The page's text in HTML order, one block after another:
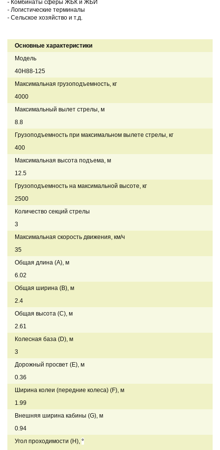
- Комбинаты сферы ЖБК и ЖБИ
- Логистические терминалы
- Сельское хозяйство и т.д.
Основные характеристики
Модель
40H88-125
Максимальная грузоподъемность, кг
4000
Максимальный вылет стрелы, м
8.8
Грузоподъемность при максимальном вылете стрелы, кг
400
Максимальная высота подъема, м
12.5
Грузоподъемность на максимальной высоте, кг
2500
Количество секций стрелы
3
Максимальная скорость движения, км/ч
35
Общая длина (А), м
6.02
Общая ширина (В), м
2.4
Общая высота (С), м
2.61
Колесная база (D), м
3
Дорожный просвет (Е), м
0.36
Ширина колеи (передние колеса) (F), м
1.99
Внешняя ширина кабины (G), м
0.94
Угол проходимости (H), °